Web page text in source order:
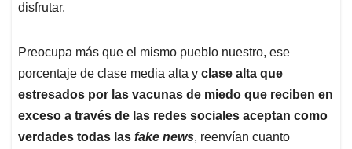
disfrutar.
Preocupa más que el mismo pueblo nuestro, ese
porcentaje de clase media alta y clase alta que
estresados por las vacunas de miedo que reciben en
exceso a través de las redes sociales aceptan como
verdades todas las fake news, reenvían cuanto